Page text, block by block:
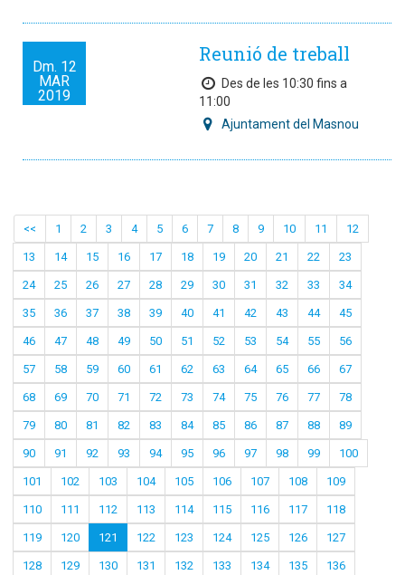
Dm. 12
MAR
2019
Reunió de treball
Des de les 10:30 fins a
11:00
Ajuntament del Masnou
<< 1 2 3 4 5 6 7 8 9 10 11 12
13 14 15 16 17 18 19 20 21 22 23
24 25 26 27 28 29 30 31 32 33 34
35 36 37 38 39 40 41 42 43 44 45
46 47 48 49 50 51 52 53 54 55 56
57 58 59 60 61 62 63 64 65 66 67
68 69 70 71 72 73 74 75 76 77 78
79 80 81 82 83 84 85 86 87 88 89
90 91 92 93 94 95 96 97 98 99 100
101 102 103 104 105 106 107 108 109
110 111 112 113 114 115 116 117 118
119 120 121 122 123 124 125 126 127
128 129 130 131 132 133 134 135 136